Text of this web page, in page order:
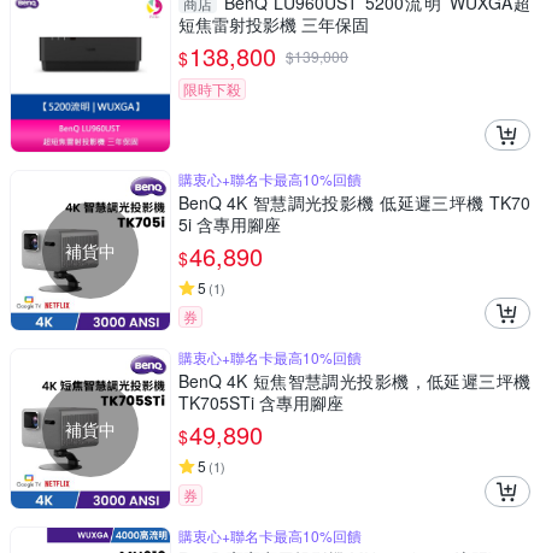
短焦雷射投影機 三年保固
$138,800 $139,000
限時下殺
補貨中
購衷心+聯名卡最高10%回饋
BenQ 4K 智慧調光投影機 低延遲三坪機 TK70
5i 含專用腳座
$46,890
5 (1)
券
補貨中
購衷心+聯名卡最高10%回饋
BenQ 4K 短焦智慧調光投影機，低延遲三坪機
TK705STi 含專用腳座
$49,890
5 (1)
券
購衷心+聯名卡最高10%回饋